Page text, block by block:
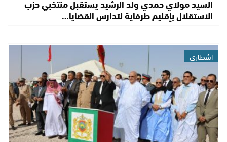
الاستقلال بإقليم طرفاية لتدارس القضايا…
اشطاري